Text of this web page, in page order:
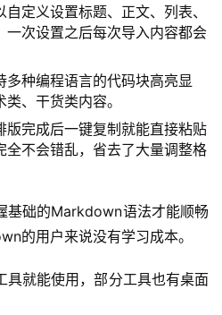
自定义设置标题、正文、列表、
一次设置之后每次导入内容都会
多种编程语言的代码块高亮显
、干货类内容。
版完成后一键复制就能直接粘贴
全不会错乱，省去了大量调整格
基础的Markdown语法才能顺畅
的用户来说没有学习成本。
具就能使用，部分工具也有桌面